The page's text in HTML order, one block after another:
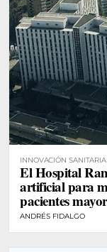
INNOVACIÓN
El Hospital
artificial para
pacientes
ANDRÉS FIDALGO